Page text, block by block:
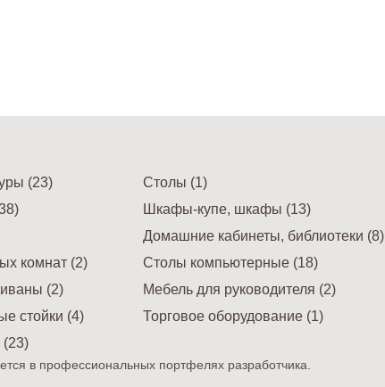
(23)
Столы (1)
Шкафы-купе, шкафы (13)
Домашние кабинеты, библиотеки (8)
комнат (2)
Столы компьютерные (18)
(2)
Мебель для руководителя (2)
стойки (4)
Торговое оборудование (1)
(23)
в профессиональных портфелях разработчика.